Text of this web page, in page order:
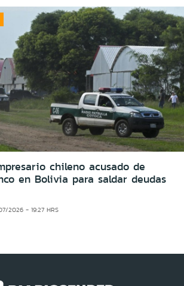
chileno acusado de
en Bolivia para saldar deudas
2026 - 19:27 HRS